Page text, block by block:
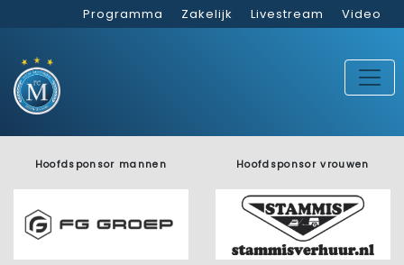
Programma Zakelijk Livestream Video
Hoofdsponsor mannen Hoofdsponsor vrouwen